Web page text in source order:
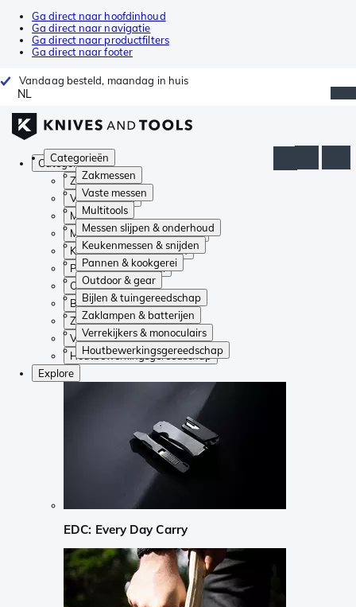
Ga direct naar hoofdinhoud
Ga direct naar navigatie
Ga direct naar productfilters
Ga direct naar footer
Vandaag besteld, maandag in huis
NL
Categorieën
Zakmessen
Vaste messen
Multitools
Messen slijpen & onderhoud
Keukenmessen & snijden
Pannen & kookgerei
Outdoor & gear
Bijlen & tuingereedschap
Zaklampen & batterijen
Verrekijkers & monoculairs
Houtbewerkingsgereedschap
Categorieën
Zakmessen
Vaste messen
Multitools
Messen slijpen & onderhoud
Keukenmessen & snijden
Pannen & kookgerei
Outdoor & gear
Bijlen & tuingereedschap
Zaklampen & batterijen
Verrekijkers & monoculairs
Houtbewerkingsgereedschap
Explore
EDC: Every Day Carry